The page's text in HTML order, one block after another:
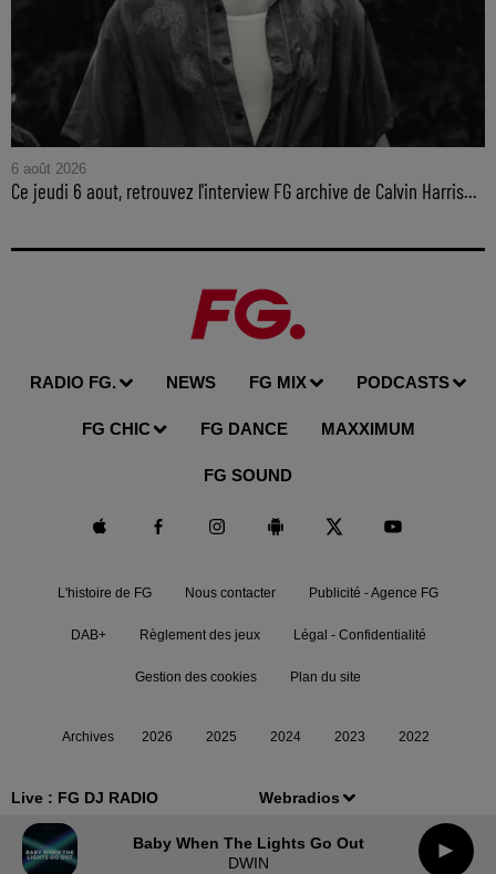
Live : FG DJ RADIO Webradios
Baby When The Lights Go Out
DWIN
6 août 2026
Ce jeudi 6 aout, retrouvez l'interview FG archive de Calvin Harris...
RADIO FG. NEWS FG MIX PODCASTS
FG CHIC FG DANCE MAXXIMUM
FG SOUND
L'histoire de FG Nous contacter Publicité - Agence FG
DAB+ Règlement des jeux Légal - Confidentialité
Gestion des cookies Plan du site
Archives 2026 2025 2024 2023 2022